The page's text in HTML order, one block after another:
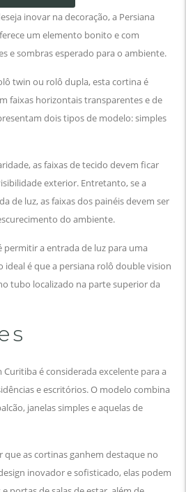
inovar na decoração, a Persiana
um elemento bonito e com
e sombras esperado para o ambiente.
twin ou rolô dupla, esta cortina é
faixas horizontais transparentes e de
dois tipos de modelo: simples
as faixas de tecido devem ficar
exterior. Entretanto, se a
de luz, as faixas dos painéis devem ser
do ambiente.
permitir a entrada de luz para uma
ideal é que a persiana rolô double vision
tubo localizado na parte superior da
Curitiba é considerada excelente para a
e escritórios. O modelo combina
janelas simples e aquelas de
que as cortinas ganhem destaque no
inovador e sofisticado, elas podem